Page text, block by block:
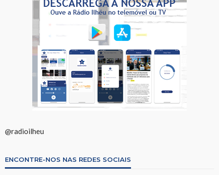
@radioilheu
ENCONTRE-NOS NAS REDES SOCIAIS